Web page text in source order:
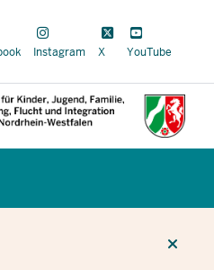
Instagram X YouTube